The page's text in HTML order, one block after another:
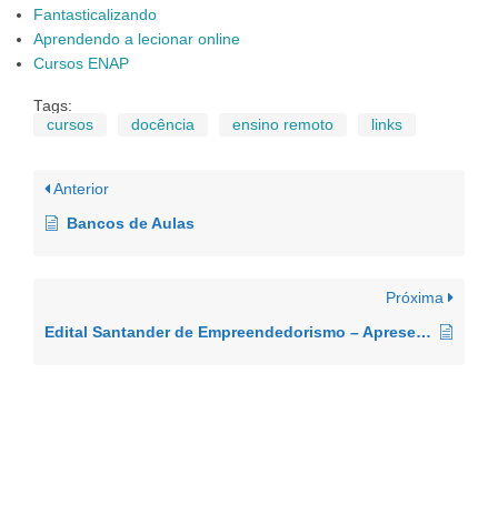
Fantasticalizando
Aprendendo a lecionar online
Cursos ENAP
Tags:
cursos
docência ensino remoto links
Anterior
Bancos de Aulas
Próxima
Edital Santander de Empreendedorismo – Apresentação e Projetos